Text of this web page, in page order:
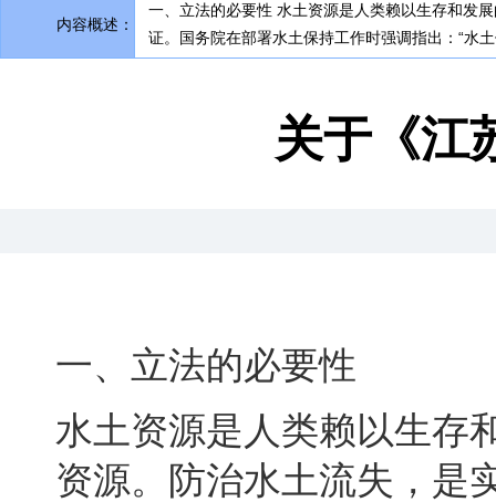
内容概述：
一、立法的必要性 水土资源是人类赖以生存和发
证。国务院在部署水土保持工作时强调指出：“水
关于《江
一、立法的必要性
水土资源是人类赖以生存
资源。防治水土流失 ， 是